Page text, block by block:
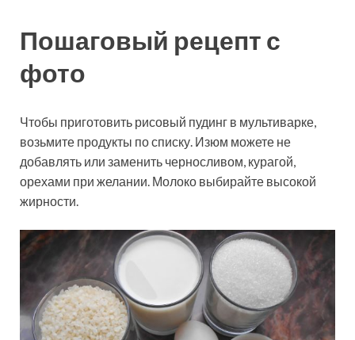
Пошаговый рецепт с
фото
Чтобы приготовить рисовый пудинг в мультиварке,
возьмите продукты по списку. Изюм можете не
добавлять или заменить черносливом, курагой,
орехами при желании. Молоко выбирайте высокой
жирности.